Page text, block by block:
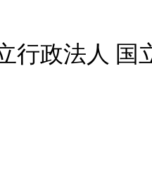
行政法人 国